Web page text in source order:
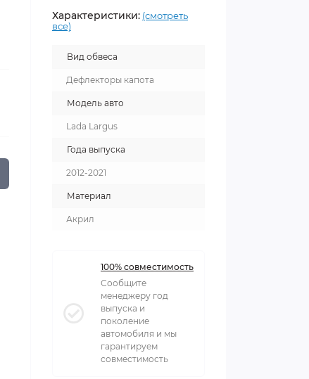
Характеристики: (смотреть
все)
Вид обвеса
Дефлекторы капота
Модель авто
Lada Largus
Года выпуска
2012-2021
Материал
Акрил
100% совместимость
Сообщите
менеджеру год
выпуска и
поколение
автомобиля и мы
гарантируем
совместимость